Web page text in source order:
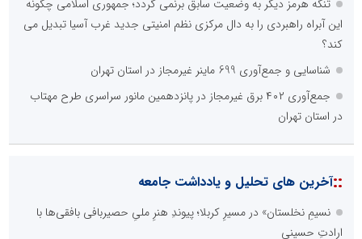
تنگه هرمز دیگر به وضعیت سابق برنمی گردد؛ جمهوری اسلامی چگونه
این آبراه راهبردی را به دال مرکزی نظم امنیتی جدید غرب آسیا تبدیل می
کند؟
شناسایی و جمع‌آوری 699 ماینر غیرمجاز در استان تهران
جمع‌آوری ۴۰۲ برق غیرمجاز در پانزدهمین مانور سراسری طرح مهتاب
در استان تهران
::آخرین های تحلیل و یادداشت جامعه
نسیمِ نخلستان» در مسیرِ کربلا؛ پیوندِ هنرِ ملیِ حصیربافی بافقی‌ها با
ارادتِ حسینی